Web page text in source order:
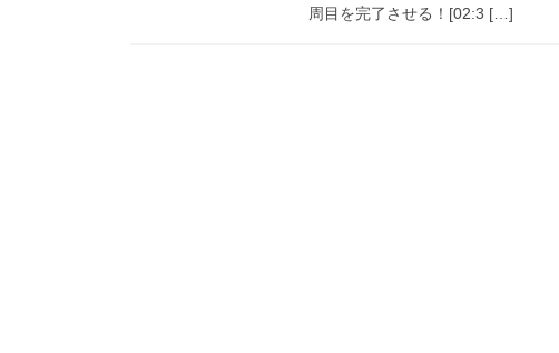
周目を完了させる！[02:3 […]